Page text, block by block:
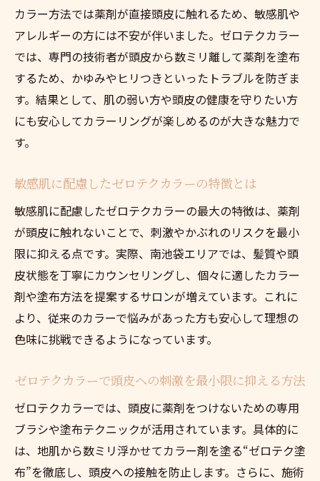
ゼロテクカラーで薬剤を頭皮につけない安
頭皮につけないゼロテクカラーの安全性の
根拠
ゼロテクカラーで頭皮を守る工夫と施術例
カラー後も快適なゼロテクカラーの効果実
感
ゼロテクカラー施術前の注意点と相談方法
敏感肌も安心できるゼロテクカラーの魅力
ゼロテクカラーが敏感肌に適している理由
頭皮トラブルを防ぐゼロテクカラーのこだ
わり
ゼロテクカラーの施術で感じる安心感の実
例
点
ゼロテクカラー利用者の満足度が高い要因
ゼロテクカラーで頭皮を健やかに保つ工夫
カラー方法では薬剤が直接頭皮に触れるため、敏感肌や
アレルギーの方には不安が伴いました。ゼロテクカラー
では、専門の技術者が頭皮から数ミリ離して薬剤を塗布
するため、かゆみやヒリつきといったトラブルを防ぎま
す。結果として、肌の弱い方や頭皮の健康を守りたい方
にも安心してカラーリングが楽しめるのが大きな魅力で
す。
敏感肌に配慮したゼロテクカラーの特徴とは
敏感肌に配慮したゼロテクカラーの最大の特徴は、薬剤
が頭皮に触れないことで、刺激やかぶれのリスクを最小
限に抑える点です。実際、南池袋エリアでは、髪質や頭
皮状態を丁寧にカウンセリングし、個々に適したカラー
剤や塗布方法を提案するサロンが増えています。これに
より、従来のカラーで悩みがあった方も安心して理想の
色味に挑戦できるようになっています。
ゼロテクカラーで頭皮への刺激を最小限に抑える方法
ゼロテクカラーでは、頭皮に薬剤をつけないための専用
ブラシや塗布テクニックが活用されています。具体的に
は、地肌から数ミリ浮かせてカラー剤を塗る“ゼロテク塗
布”を徹底し、頭皮への接触を防止します。さらに、施術